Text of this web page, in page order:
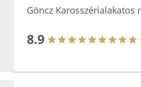
Göncz Karosszérialakatos
8.9